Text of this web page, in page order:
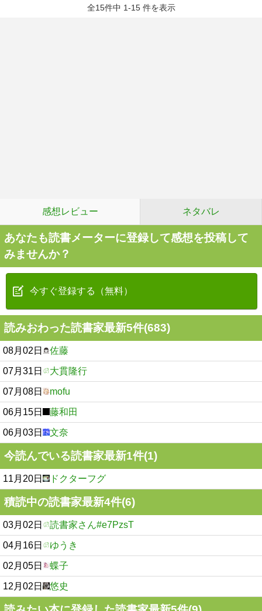
全15件中 1-15 件を表示
感想レビュー ネタバレ
あなたも読書メーターに登録して感想を投稿して
みませんか？
今すぐ登録する（無料）
読みおわった読書家最新5件(683)
08月02日 佐藤
07月31日 大貫隆行
07月08日 mofu
06月15日 藤和田
06月03日 文奈
今読んでいる読書家最新1件(1)
11月20日 ドクターフグ
積読中の読書家最新4件(6)
03月02日 読書家さん#e7PzsT
04月16日 ゆうき
02月05日 蝶子
12月02日 悠史